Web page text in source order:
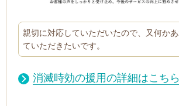
親切に対応していただいたので、又何か
ていただきたいです。
消滅時効の援用の詳細はこちら